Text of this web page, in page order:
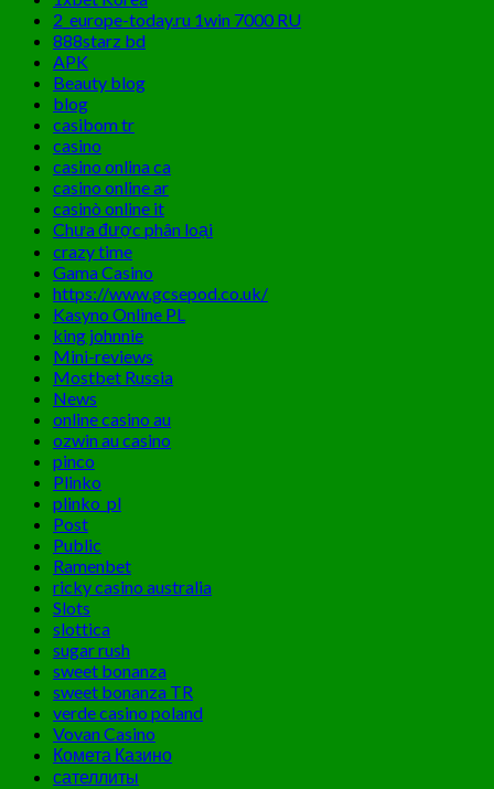
2_europe-today.ru 1win 7000 RU
888starz bd
APK
Beauty blog
blog
casibom tr
casino
casino onlina ca
casino online ar
casinò online it
Chưa được phân loại
crazy time
Gama Casino
https://www.gcsepod.co.uk/
Kasyno Online PL
king johnnie
Mini-reviews
Mostbet Russia
News
online casino au
ozwin au casino
pinco
Plinko
plinko_pl
Post
Public
Ramenbet
ricky casino australia
Slots
slottica
sugar rush
sweet bonanza
sweet bonanza TR
verde casino poland
Vovan Casino
Комета Казино
сателлиты